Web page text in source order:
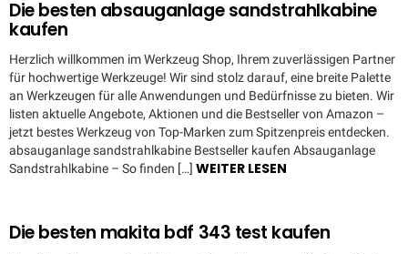
Die besten absauganlage sandstrahlkabine
kaufen
Herzlich willkommen im Werkzeug Shop, Ihrem zuverlässigen Partner
für hochwertige Werkzeuge! Wir sind stolz darauf, eine breite Palette
an Werkzeugen für alle Anwendungen und Bedürfnisse zu bieten. Wir
listen aktuelle Angebote, Aktionen und die Bestseller von Amazon –
jetzt bestes Werkzeug von Top-Marken zum Spitzenpreis entdecken.
absauganlage sandstrahlkabine Bestseller kaufen Absauganlage
Sandstrahlkabine – So finden […] WEITER LESEN
Die besten makita bdf 343 test kaufen